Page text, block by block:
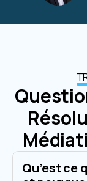
Qu’est ce